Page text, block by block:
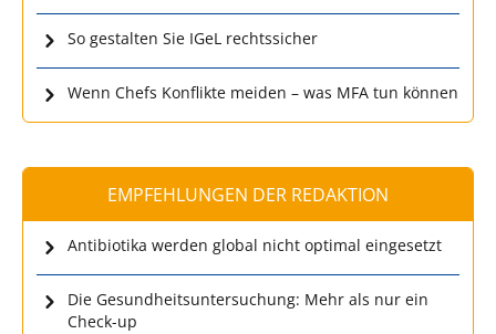
So gestalten Sie IGeL rechtssicher
Wenn Chefs Konflikte meiden – was MFA tun können
EMPFEHLUNGEN DER REDAKTION
Antibiotika werden global nicht optimal eingesetzt
Die Gesundheitsuntersuchung: Mehr als nur ein
Check-up